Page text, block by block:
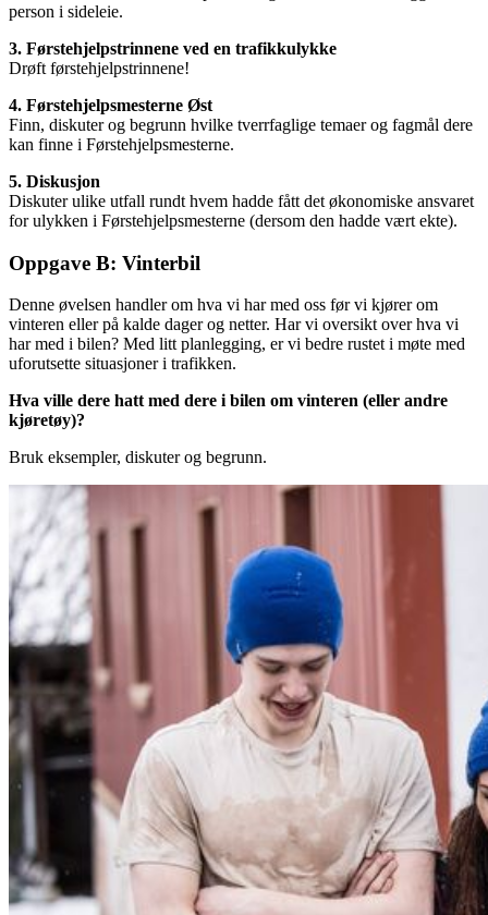
person i sideleie.
3. Førstehjelpstrinnene ved en trafikkulykke
Drøft førstehjelpstrinnene!
4. Førstehjelpsmesterne Øst
Finn, diskuter og begrunn hvilke tverrfaglige temaer og fagmål dere
kan finne i Førstehjelpsmesterne.
5. Diskusjon
Diskuter ulike utfall rundt hvem hadde fått det økonomiske ansvaret
for ulykken i Førstehjelpsmesterne (dersom den hadde vært ekte).
Oppgave B: Vinterbil
Denne øvelsen handler om hva vi har med oss før vi kjører om
vinteren eller på kalde dager og netter. Har vi oversikt over hva vi
har med i bilen? Med litt planlegging, er vi bedre rustet i møte med
uforutsette situasjoner i trafikken.
Hva ville dere hatt med dere i bilen om vinteren (eller andre
kjøretøy)?
Bruk eksempler, diskuter og begrunn.